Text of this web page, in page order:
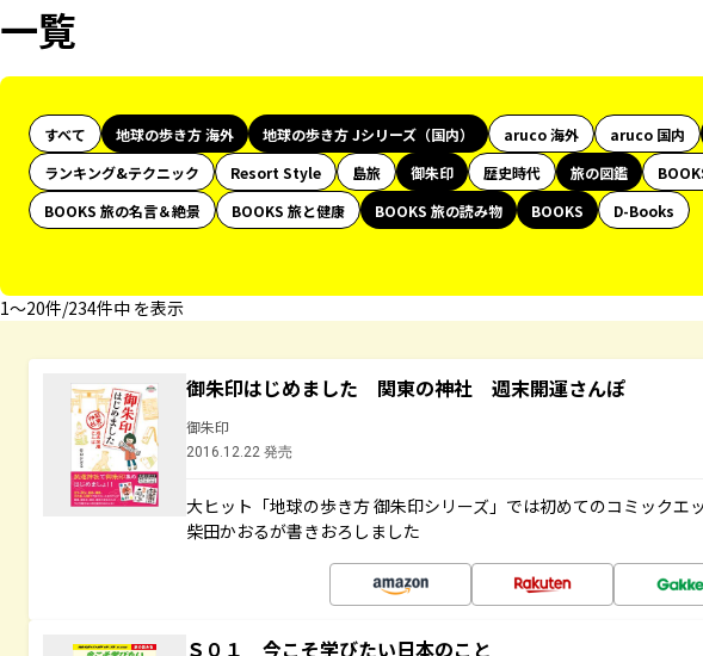
一覧
すべて 地球の歩き方 海外 地球の歩き方 Jシリーズ（国内） aruco 海外 aruco 国内
ランキング&テクニック
Resort Style 島旅 御朱印 歴史時代 旅の図鑑
BOOKS 旅の名言＆絶景
BOOKS 旅と健康 BOOKS 旅の読み物 BOOKS
D-Books
1〜20件/234件中 を表示
御朱印はじめました 関東の神社 週末開運さんぽ
御朱印
2016.12.22 発売
大ヒット「地球の歩き方 御朱印シリーズ」では初めてのコミックエ
柴田かおるが書きおろしました
Ｓ０１ 今こそ学びたい日本のこと